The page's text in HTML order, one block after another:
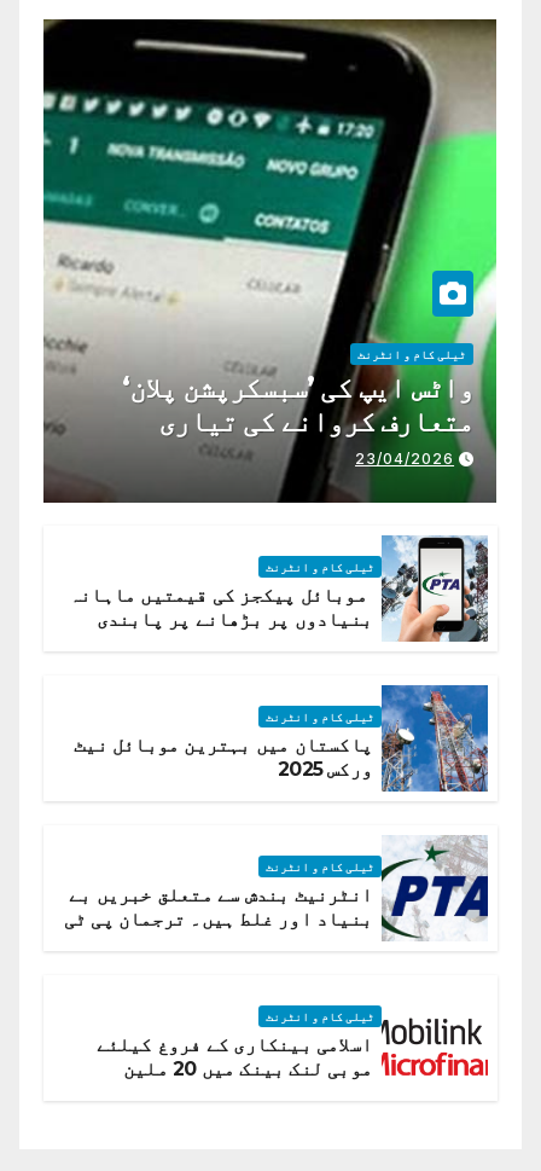
ٹیلی کام و انٹرنٹ
واٹس ایپ کی ’سبسکرپشن پلان‘
متعارف کروانے کی تیاری
23/04/2026
ٹیلی کام و انٹرنٹ
موبائل پیکجز کی قیمتیں ماہانہ
بنیادوں پر بڑھانے پر پابندی
ٹیلی کام و انٹرنٹ
پاکستان میں بہترین موبائل نیٹ
ورکس 2025
ٹیلی کام و انٹرنٹ
انٹرنیٹ بندش سے متعلق خبریں بے
بنیاد اور غلط ہیں۔ ترجمان پی ٹی
ٹیلی کام و انٹرنٹ
اسلامی بینکاری کے فروغ کیلئے
موبی لنک بینک میں 20 ملین